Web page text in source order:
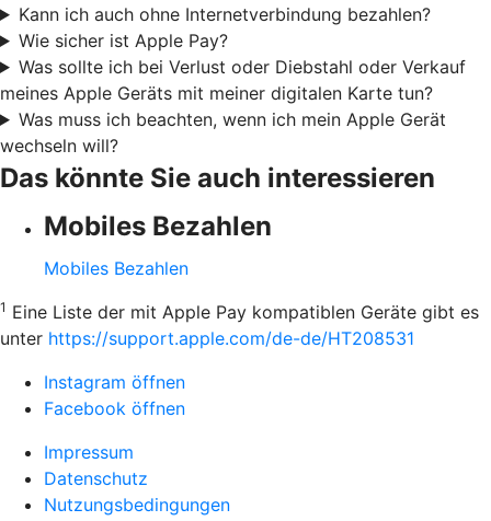
Kann ich auch ohne Internetverbindung bezahlen?
Wie sicher ist Apple Pay?
Was sollte ich bei Verlust oder Diebstahl oder Verkauf
meines Apple Geräts mit meiner digitalen Karte tun?
Was muss ich beachten, wenn ich mein Apple Gerät
wechseln will?
Das könnte Sie auch interessieren
Mobiles Bezahlen
Mobiles Bezahlen
1 Eine Liste der mit Apple Pay kompatiblen Geräte gibt es
unter https://support.apple.com/de-de/HT208531
Instagram öffnen
Facebook öffnen
Impressum
Datenschutz
Nutzungsbedingungen